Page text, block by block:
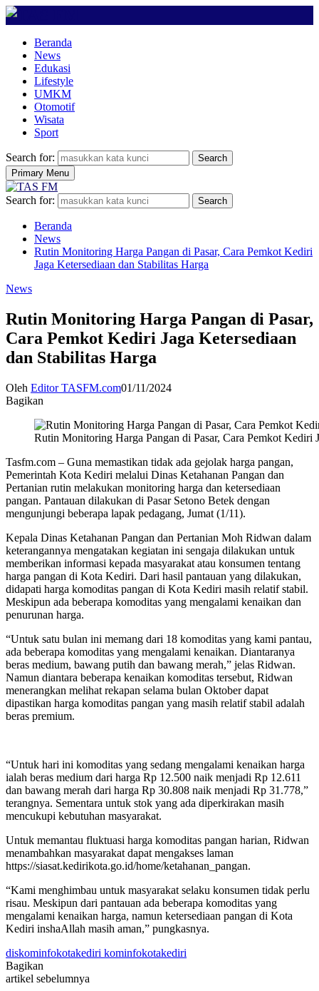
Beranda
News
Edukasi
Lifestyle
UMKM
Otomotif
Wisata
Sport
Search for:
Search
Primary Menu
Search for: Search
Beranda
News
Rutin Monitoring Harga Pangan di Pasar, Cara Pemkot Kediri
Jaga Ketersediaan dan Stabilitas Harga
News
Rutin Monitoring Harga Pangan di Pasar,
Cara Pemkot Kediri Jaga Ketersediaan
dan Stabilitas Harga
Oleh Editor TASFM.com01/11/2024
Bagikan
Rutin Monitoring Harga Pangan di Pasar, Cara Pemkot Kediri
Tasfm.com – Guna memastikan tidak ada gejolak harga pangan,
Pemerintah Kota Kediri melalui Dinas Ketahanan Pangan dan
Pertanian rutin melakukan monitoring harga dan ketersediaan
pangan. Pantauan dilakukan di Pasar Setono Betek dengan
mengunjungi beberapa lapak pedagang, Jumat (1/11).
Kepala Dinas Ketahanan Pangan dan Pertanian Moh Ridwan dalam
keterangannya mengatakan kegiatan ini sengaja dilakukan untuk
memberikan informasi kepada masyarakat atau konsumen tentang
harga pangan di Kota Kediri. Dari hasil pantauan yang dilakukan,
didapati harga komoditas pangan di Kota Kediri masih relatif stabil.
Meskipun ada beberapa komoditas yang mengalami kenaikan dan
penurunan harga.
“Untuk satu bulan ini memang dari 18 komoditas yang kami pantau,
ada beberapa komoditas yang mengalami kenaikan. Diantaranya
beras medium, bawang putih dan bawang merah,” jelas Ridwan.
Namun diantara beberapa kenaikan komoditas tersebut, Ridwan
menerangkan melihat rekapan selama bulan Oktober dapat
dipastikan harga komoditas pangan yang masih relatif stabil adalah
beras premium.
“Untuk hari ini komoditas yang sedang mengalami kenaikan harga
ialah beras medium dari harga Rp 12.500 naik menjadi Rp 12.611
dan bawang merah dari harga Rp 30.808 naik menjadi Rp 31.778,”
terangnya. Sementara untuk stok yang ada diperkirakan masih
mencukupi kebutuhan masyarakat.
Untuk memantau fluktuasi harga komoditas pangan harian, Ridwan
menambahkan masyarakat dapat mengakses laman
https://siasat.kedirikota.go.id/home/ketahanan_pangan.
“Kami menghimbau untuk masyarakat selaku konsumen tidak perlu
risau. Meskipun dari pantauan ada beberapa komoditas yang
mengalami kenaikan harga, namun ketersediaan pangan di Kota
Kediri inshaAllah masih aman,” pungkasnya.
diskominfokotakediri kominfokotakediri
Bagikan
artikel sebelumnya